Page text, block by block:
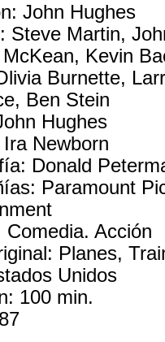
John Hughes
Steve Martin,
Kevin
Burnette,
Ben Stein
Hughes
Newborn
Donald
Paramount
Comedia. Acción
Planes,
Unidos
100 min.